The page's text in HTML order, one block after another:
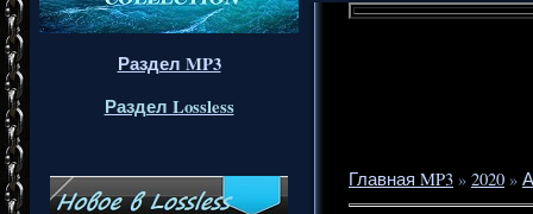
Раздел MP3
Раздел Lossless
Главная MP3 » 2020 »